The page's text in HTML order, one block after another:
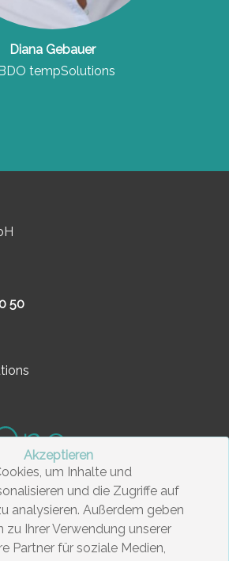
Diana Gebauer
tempSolutions
um Inhalte und
und die Zugriffe auf
analysieren. Außerdem geben
Ihrer Verwendung unserer
Partner für soziale Medien,
Akzeptieren
50
GmbH
Impressum Datenschutz